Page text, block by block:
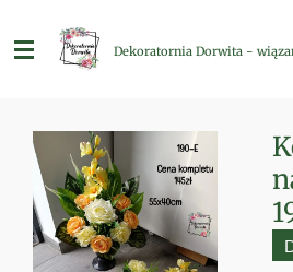
do
głównej
Dekoratornia Dorwita -